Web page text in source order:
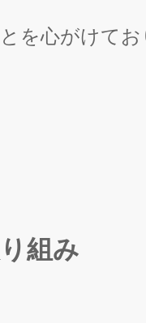
を心がけて
組み